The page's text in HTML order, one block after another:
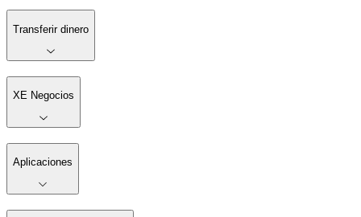
Transferir dinero
XE Negocios
Aplicaciones